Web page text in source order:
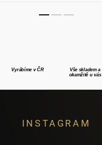
Vyrábíme v ČR
Vše skladem a
okamžitě u vás
INSTAGRAM